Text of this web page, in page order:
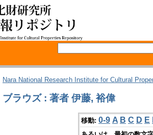
Nara National Research Institute for Cultural
ブラウズ : 著者 伊藤, 裕偉
移動: 0-9 A B C D E